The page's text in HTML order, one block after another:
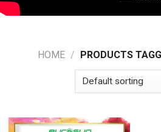
HOME / PRODUCTS